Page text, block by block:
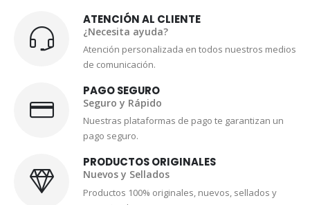
ATENCIÓN AL CLIENTE
¿Necesita ayuda?
Atención personalizada en todos nuestros medios
de comunicación.
PAGO SEGURO
Seguro y Rápido
Nuestras plataformas de pago te garantizan un
pago seguro.
PRODUCTOS ORIGINALES
Nuevos y Sellados
Productos 100% originales, nuevos, sellados y